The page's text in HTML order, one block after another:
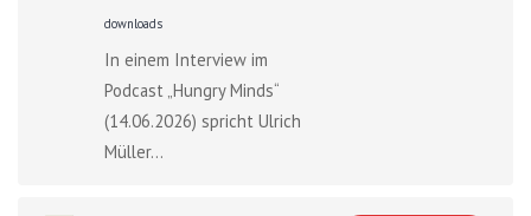
downloads
In einem Interview im
Podcast „Hungry Minds“
(14.06.2026) spricht Ulrich
Müller...